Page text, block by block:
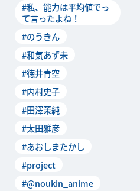
逸樹/アース・
#私、能力は平均値でっ
て言ったよね！
#のうきん
#和氣あず未
#徳井青空
#内村史子
#田澤茉純
#太田雅彦
#あおしまたかし
#project
#@noukin_anime